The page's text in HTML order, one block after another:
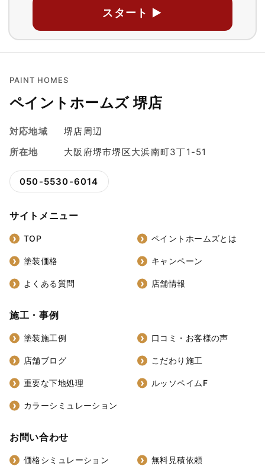
スタート ▶
PAINT HOMES
ペイントホームズ 堺店
対応地域
堺店周辺
所在地
大阪府堺市堺区大浜南町3丁1-51
050-5530-6014
サイトメニュー
TOP ペイントホームズとは
塗装価格 キャンペーン
よくある質問 店舗情報
施工・事例
塗装施工例 口コミ・お客様の声
店舗ブログ こだわり施工
重要な下地処理 ルッソペイムF
カラーシミュレーション
お問い合わせ
価格シミュレーション 無料見積依頼